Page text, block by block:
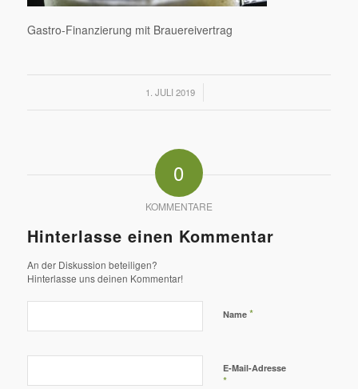
Gastro-Finanzierung mit Brauereivertrag
1. JULI 2019
/
0
KOMMENTARE
Hinterlasse einen Kommentar
An der Diskussion beteiligen?
Hinterlasse uns deinen Kommentar!
Name *
E-Mail-Adresse
*